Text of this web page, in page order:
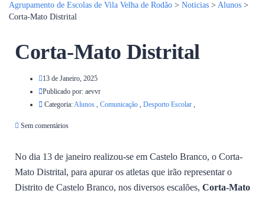
Agrupamento de Escolas de Vila Velha de Rodão > Noticias > Alunos >
Corta-Mato Distrital
Corta-Mato Distrital
13 de Janeiro, 2025
Publicado por: aevvr
Categoria:Alunos , Comunicação , Desporto Escolar ,
Sem comentários
No dia 13 de janeiro realizou-se em Castelo Branco, o Corta-
Mato Distrital, para apurar os atletas que irão representar o
Distrito de Castelo Branco, nos diversos escalões, Corta-Mato